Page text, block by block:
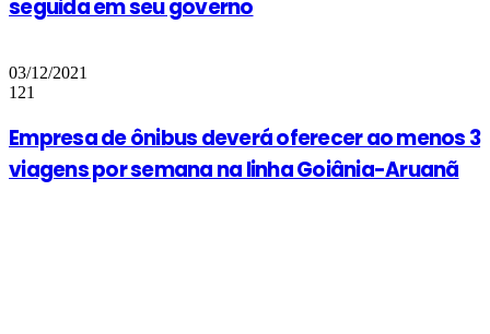
seguida em seu governo
03/12/2021
121
Empresa de ônibus deverá oferecer ao menos 3
viagens por semana na linha Goiânia-Aruanã